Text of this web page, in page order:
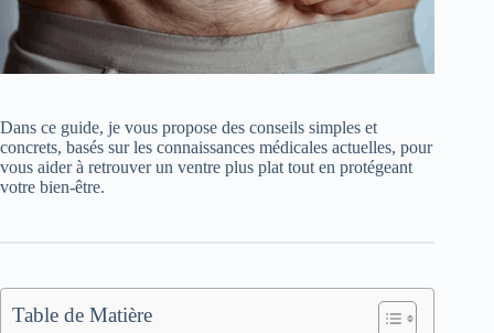
Dans ce guide, je vous propose des conseils simples et
concrets, basés sur les connaissances médicales actuelles, pour
vous aider à retrouver un ventre plus plat tout en protégeant
votre bien-être.
Table de Matière